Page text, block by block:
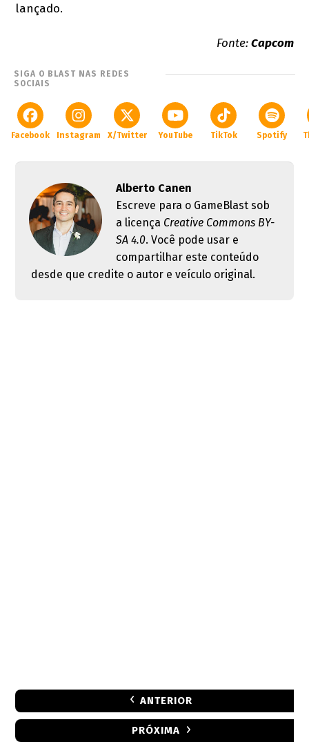
lançado.
Fonte:Capcom
SIGA O BLAST NAS REDES
SOCIAIS
Facebook Instagram X/Twitter YouTube TikTok Spotify
Alberto Canen
Escreve para o GameBlast sob
a licença Creative Commons BY-
SA 4.0. Você pode usar e
compartilhar este conteúdo
desde que credite o autor e veículo original.
ANTERIOR
PRÓXIMA